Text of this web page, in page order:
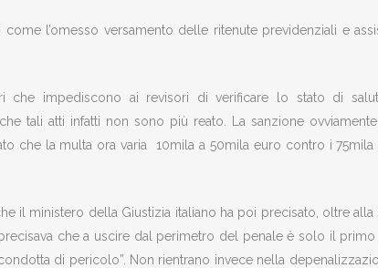
l’omesso versamento delle ritenute previdenziali e
che impediscono ai revisori di verificare lo stato di
tali atti infatti non sono più reato. La sanzione
che la multa ora varia 10mila a 50mila euro contro i
il ministero della Giustizia italiano ha poi precisato, oltre
che a uscire dal perimetro del penale è solo il
di pericolo”. Non rientrano invece nella